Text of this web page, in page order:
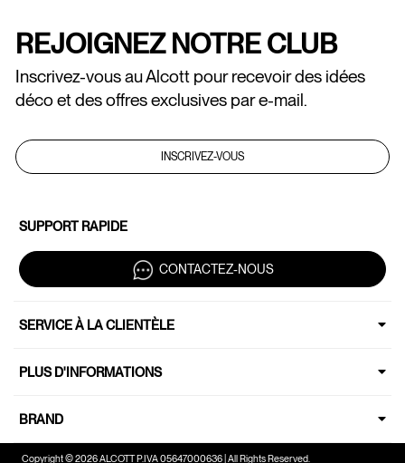
REJOIGNEZ NOTRE CLUB
Inscrivez-vous au Alcott pour recevoir des idées
déco et des offres exclusives par e-mail.
INSCRIVEZ-VOUS
SUPPORT RAPIDE
CONTACTEZ-NOUS
SERVICE À LA CLIENTÈLE
PLUS D'INFORMATIONS
BRAND
Copyright © 2026 ALCOTT P.IVA 05647000636 | All Rights Reserved.